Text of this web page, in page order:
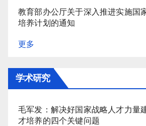
教育部办公厅关于深入推进实施国
培养计划的通知
更多
学术研究
毛军发：解决好国家战略人才力量
才培养的四个关键问题